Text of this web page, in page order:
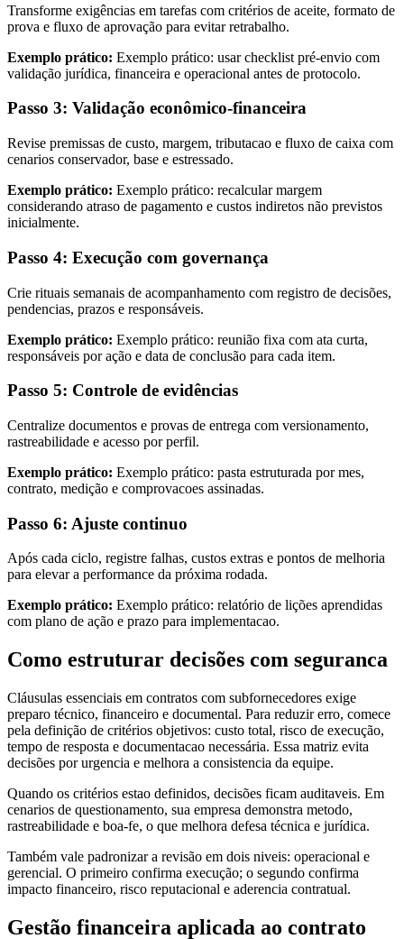
Transforme exigências em tarefas com critérios de aceite, formato de
prova e fluxo de aprovação para evitar retrabalho.
Exemplo prático: Exemplo prático: usar checklist pré-envio com
validação jurídica, financeira e operacional antes de protocolo.
Passo 3: Validação econômico-financeira
Revise premissas de custo, margem, tributacao e fluxo de caixa com
cenarios conservador, base e estressado.
Exemplo prático: Exemplo prático: recalcular margem
considerando atraso de pagamento e custos indiretos não previstos
inicialmente.
Passo 4: Execução com governança
Crie rituais semanais de acompanhamento com registro de decisões,
pendencias, prazos e responsáveis.
Exemplo prático: Exemplo prático: reunião fixa com ata curta,
responsáveis por ação e data de conclusão para cada item.
Passo 5: Controle de evidências
Centralize documentos e provas de entrega com versionamento,
rastreabilidade e acesso por perfil.
Exemplo prático: Exemplo prático: pasta estruturada por mes,
contrato, medição e comprovacoes assinadas.
Passo 6: Ajuste continuo
Após cada ciclo, registre falhas, custos extras e pontos de melhoria
para elevar a performance da próxima rodada.
Exemplo prático: Exemplo prático: relatório de lições aprendidas
com plano de ação e prazo para implementacao.
Como estruturar decisões com seguranca
Cláusulas essenciais em contratos com subfornecedores exige
preparo técnico, financeiro e documental. Para reduzir erro, comece
pela definição de critérios objetivos: custo total, risco de execução,
tempo de resposta e documentacao necessária. Essa matriz evita
decisões por urgencia e melhora a consistencia da equipe.
Quando os critérios estao definidos, decisões ficam auditaveis. Em
cenarios de questionamento, sua empresa demonstra metodo,
rastreabilidade e boa-fe, o que melhora defesa técnica e jurídica.
Também vale padronizar a revisão em dois niveis: operacional e
gerencial. O primeiro confirma execução; o segundo confirma
impacto financeiro, risco reputacional e aderencia contratual.
Gestão financeira aplicada ao contrato